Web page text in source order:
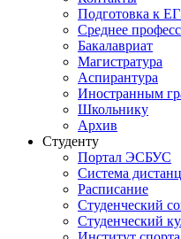
Подготовка к
Среднее
Бакалавриат
Магистратура
Аспирантура
Иностранным
Школьнику
Архив
Студенту
Портал ЭСБУС
Система
Расписание
Студенческий
Студенческий